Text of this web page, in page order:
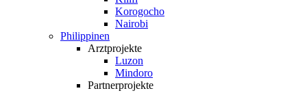
Korogocho
Nairobi
Philippinen
Arztprojekte
Luzon
Mindoro
Partnerprojekte